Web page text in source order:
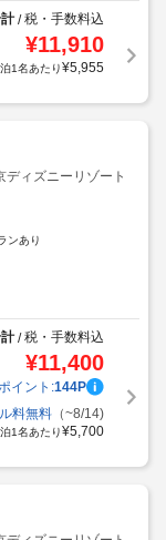
/税・手数料込
¥11,910
1名あたり¥5,955
ディズニーリゾート
ンあり
/税・手数料込
¥11,400
イント:144P
料無料（~8/14)
1名あたり¥5,700